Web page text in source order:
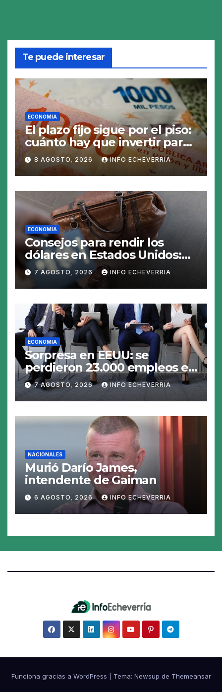
Te puede interesar
ECONOMIA
El plazo fijo sigue por el piso:
cuánto hay que invertir para
generar $50.000 en 30 días
8 AGOSTO, 2026 INFO ECHEVERRIA
ECONOMIA
Consejos para rendir los
dólares en Estados Unidos:
claves para no gastar de más
en el viaje
7 AGOSTO, 2026 INFO ECHEVERRIA
ECONOMIA
Sorpresa en EEUU: se
perdieron 23.000 empleos en
julio y el mercado recalcula
las perspectivas para las
tasas
7 AGOSTO, 2026 INFO ECHEVERRIA
NACIONALES
Murió Darío James,
intendente de Gaiman
6 AGOSTO, 2026 INFO ECHEVERRIA
Funciona gracias a WordPress Tema: Newsup de Themeansar